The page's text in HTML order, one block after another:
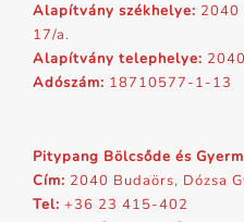
Alapítvány székhelye: 2040
17/a.
Alapítvány telephelye:
Adószám: 18710577-1-13
Pitypang Bölcsőde és
Cím: 2040 Budaörs, Dózsa
Tel: +36 23 415-402